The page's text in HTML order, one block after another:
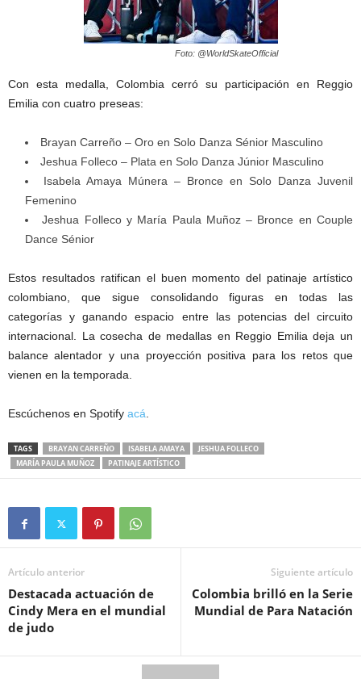
Foto: @WorldSkateOfficial
Con esta medalla, Colombia cerró su participación en Reggio
Emilia con cuatro preseas:
Brayan Carreño – Oro en Solo Danza Sénior Masculino
Jeshua Folleco – Plata en Solo Danza Júnior Masculino
Isabela Amaya Múnera – Bronce en Solo Danza Juvenil
Femenino
Jeshua Folleco y María Paula Muñoz – Bronce en Couple
Dance Sénior
Estos resultados ratifican el buen momento del patinaje artístico
colombiano, que sigue consolidando figuras en todas las
categorías y ganando espacio entre las potencias del circuito
internacional. La cosecha de medallas en Reggio Emilia deja un
balance alentador y una proyección positiva para los retos que
vienen en la temporada.
Escúchenos en Spotify acá.
TAGS BRAYAN CARREÑO ISABELA AMAYA
JESHUA FOLLECO
MARÍA PAULA MUÑOZ
PATINAJE ARTÍSTICO
Artículo anterior
Destacada actuación de
Cindy Mera en el mundial
de judo
Siguiente artículo
Colombia brilló en la Serie
Mundial de Para Natación